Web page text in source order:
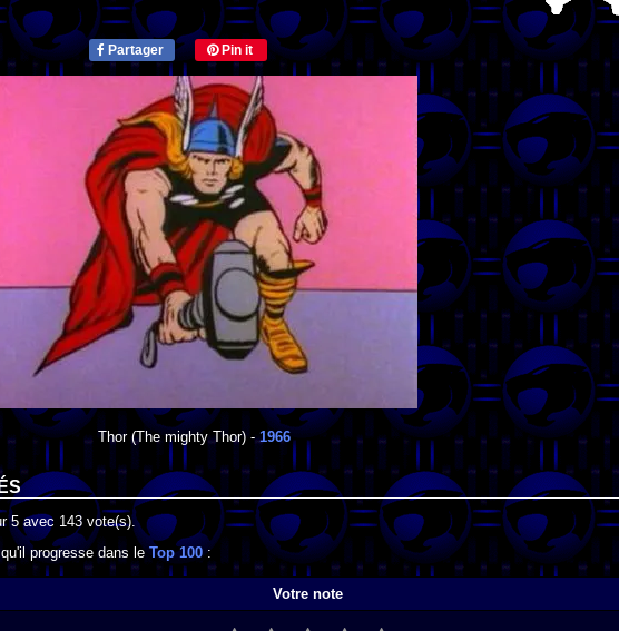
Partager Pin it
Thor(The mighty Thor) -1966
5 avec 143 vote(s).
progresse dans leTop 100:
Votre note